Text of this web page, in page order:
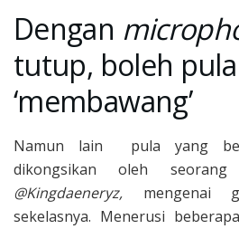
Dengan
tutup, boleh
‘membawang’
Namun lain pula yang
dikongsikan oleh
@Kingdaeneryz, mengenai
sekelasnya. Menerusi